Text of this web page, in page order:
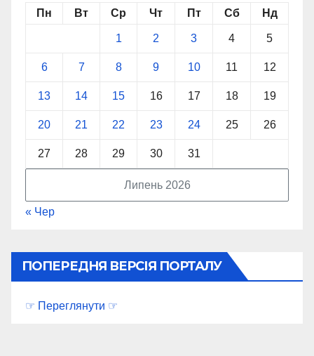
Липень 2026
Пн Вт Ср Чт Пт Сб Нд
1 2 3 4 5
6 7 8 9 10 11 12
13 14 15 16 17 18 19
20 21 22 23 24 25 26
27 28 29 30 31
« Чер
ПОПЕРЕДНЯ ВЕРСІЯ ПОРТАЛУ
☞ Переглянути ☞